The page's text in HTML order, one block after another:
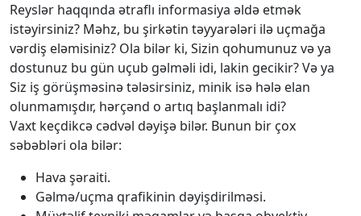
Reyslər haqqında ətraflı informasiya əldə etmək
istəyirsiniz? Məhz, bu şirkətin təyyarələri ilə uçmağa
vərdiş eləmisiniz? Ola bilər ki, Sizin qohumunuz və ya
dostunuz bu gün uçub gəlməli idi, lakin gecikir? Və ya
Siz iş görüşməsinə tələsirsiniz, minik isə hələ elan
olunmamışdır, hərçənd o artıq başlanmalı idi?
Vaxt keçdikcə cədvəl dəyişə bilər. Bunun bir çox
səbəbləri ola bilər:
Hava şəraiti.
Gəlmə/uçma qrafikinin dəyişdirilməsi.